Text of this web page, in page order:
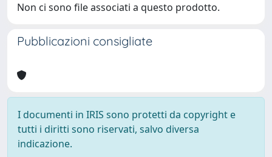
Non ci sono file associati a questo prodotto.
Pubblicazioni consigliate
I documenti in IRIS sono protetti da copyright e
tutti i diritti sono riservati, salvo diversa
indicazione.